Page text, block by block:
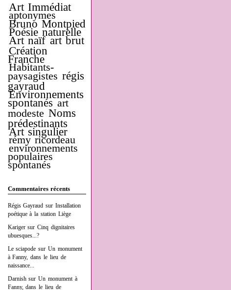
Art Immédiat
aptonymes
Bruno Montpied
Poésie naturelle
Art naïf art brut
Création
Franche
Habitants-
paysagistes régis
gayraud
Environnements
spontanés art
modeste Noms
prédestinants
Art singulier
rémy ricordeau
environnements
populaires
spontanés
Commentaires récents
Régis Gayraud surInstallation
poétique à la station Liège
KarigersurCinq dignitaires
ubuesques...?
Le sciapode surUn monument
à Fanny, dans le lieu de
naissance...
DarnishsurUn monument à
Fanny, dans le lieu de